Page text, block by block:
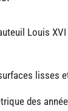
Louis
lisses
des